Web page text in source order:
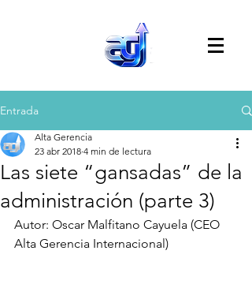
Entrada
Las siete “gansadas” de la
administración (parte 3)
Alta Gerencia
23 abr 2018 4 min de lectura
Autor: Oscar Malfitano Cayuela (CEO
Alta Gerencia Internacional)